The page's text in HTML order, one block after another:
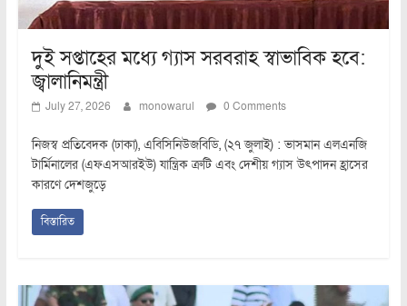
দুই সপ্তাহের মধ্যে গ্যাস সরবরাহ স্বাভাবিক হবে:
জ্বালানিমন্ত্রী
July 27, 2026 monowarul 0 Comments
নিজস্ব প্রতিবেদক (ঢাকা), এবিসিনিউজবিডি, (২৭ জুলাই) : ভাসমান এলএনজি
টার্মিনালের (এফএসআরইউ) যান্ত্রিক ত্রুটি এবং দেশীয় গ্যাস উৎপাদন হ্রাসের
কারণে দেশজুড়ে
বিস্তারিত